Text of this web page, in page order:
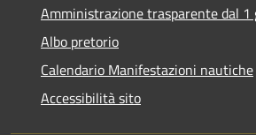
Amministrazione trasparente dal 1
Albo pretorio
Calendario Manifestazioni nautiche
Accessibilità sito